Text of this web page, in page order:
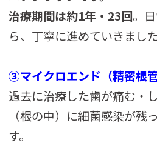
治療期間は約1年・23回。
ら、丁寧に進めていきました
③マイクロエンド（精密根
過去に治療した歯が痛む・
（根の中）に細菌感染が残
す。